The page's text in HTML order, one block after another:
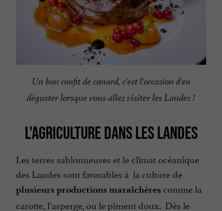
Un bon confit de canard, c'est l'occasion d'en
déguster lorsque vous allez visiter les Landes !
L'AGRICULTURE DANS LES LANDES
Les terres sablonneuses et le climat océanique
des Landes sont favorables à la culture de
plusieurs productions maraîchères comme la
carotte, l’asperge, ou le piment doux. Dès le